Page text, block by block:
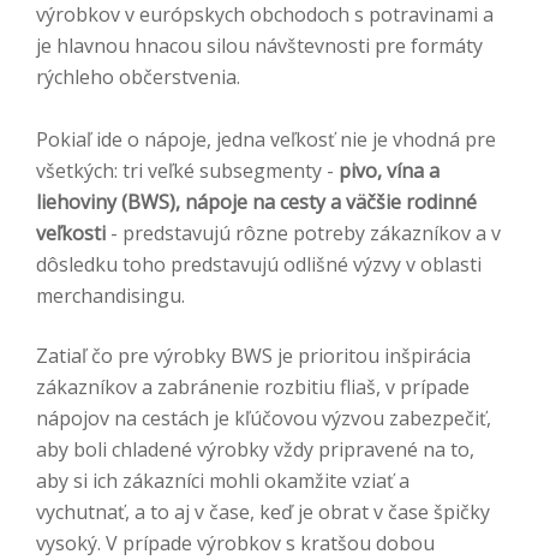
výrobkov v európskych obchodoch s potravinami a
je hlavnou hnacou silou návštevnosti pre formáty
rýchleho občerstvenia.
Pokiaľ ide o nápoje, jedna veľkosť nie je vhodná pre
všetkých: tri veľké subsegmenty - pivo, vína a
liehoviny (BWS), nápoje na cesty a väčšie rodinné
veľkosti - predstavujú rôzne potreby zákazníkov a v
dôsledku toho predstavujú odlišné výzvy v oblasti
merchandisingu.
Zatiaľ čo pre výrobky BWS je prioritou inšpirácia
zákazníkov a zabránenie rozbitiu fliaš, v prípade
nápojov na cestách je kľúčovou výzvou zabezpečiť,
aby boli chladené výrobky vždy pripravené na to,
aby si ich zákazníci mohli okamžite vziať a
vychutnať, a to aj v čase, keď je obrat v čase špičky
vysoký. V prípade výrobkov s kratšou dobou